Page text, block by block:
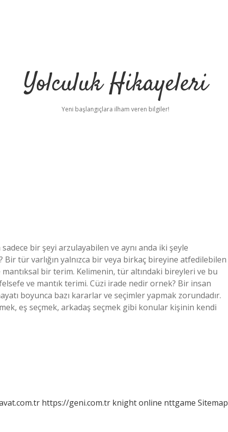
Yolculuk Hikayeleri
Yeni başlangıçlara ilham veren bilgiler!
bir şeyi arzulayabilen ve aynı anda iki şeyle
tür varlığın yalnızca bir veya birkaç bireyine atfedilebilen
bir terim. Kelimenin, tür altındaki bireyleri ve bu
ve mantık terimi. Cüzi irade nedir ornek? Bir insan
boyunca bazı kararlar ve seçimler yapmak zorundadır.
eş seçmek, arkadaş seçmek gibi konular kişinin kendi
https://geni.com.tr knight online nttgame Sitemap